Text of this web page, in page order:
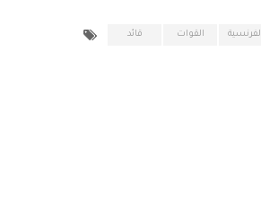
قائد القوات